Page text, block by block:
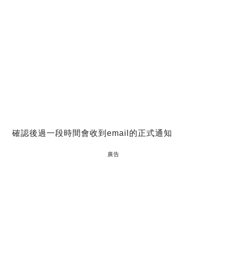
確認後過一段時間會收到email的正式通知
廣告